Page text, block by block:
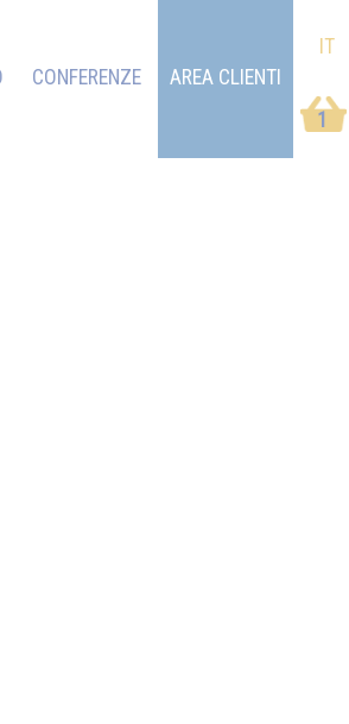
CONFERENZE
1
AREA CLIENTI
IT